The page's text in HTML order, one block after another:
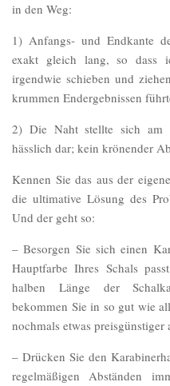
in den Weg:
1) Anfangs- und Endkante
exakt gleich lang, so dass
irgendwie schieben und
krummen Endergebnissen
2) Die Naht stellte sich am
hässlich dar; kein krönender
Kennen Sie das aus der
die ultimative Lösung des
Und der geht so:
– Besorgen Sie sich einen
Hauptfarbe Ihres Schals
halben Länge der
bekommen Sie in so gut wie
nochmals etwas preisgünstiger
– Drücken Sie den
regelmäßigen Abständen